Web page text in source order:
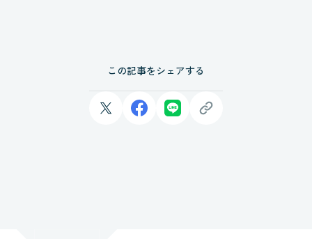
この記事をシェアする